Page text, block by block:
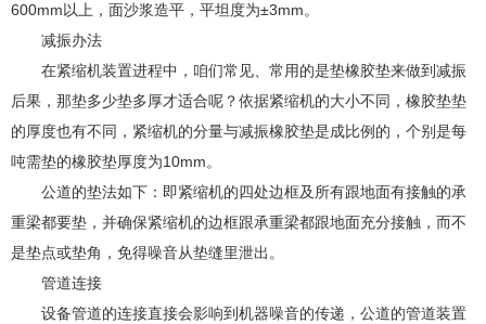
600mm以上，面沙浆造平，平坦度为±3mm。
减振办法
在紧缩机装置进程中，咱们常见、常用的是垫橡胶垫来做到减振
后果，那垫多少垫多厚才适合呢？依据紧缩机的大小不同，橡胶垫垫
的厚度也有不同，紧缩机的分量与减振橡胶垫是成比例的，个别是每
吨需垫的橡胶垫厚度为10mm。
公道的垫法如下：即紧缩机的四处边框及所有跟地面有接触的承
重梁都要垫，并确保紧缩机的边框跟承重梁都跟地面充分接触，而不
是垫点或垫角，免得噪音从垫缝里泄出。
管道连接
设备管道的连接直接会影响到机器噪音的传递，公道的管道装置